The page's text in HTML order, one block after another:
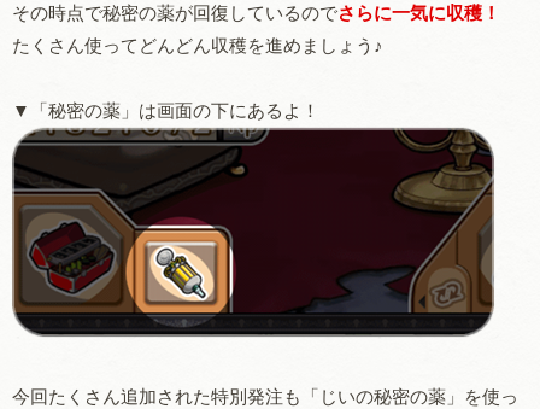
その時点で秘密の薬が回復しているのでさらに一気に収穫！
たくさん使ってどんどん収穫を進めましょう♪
▼「秘密の薬」は画面の下にあるよ！
今回たくさん追加された特別発注も「じいの秘密の薬」を使っ